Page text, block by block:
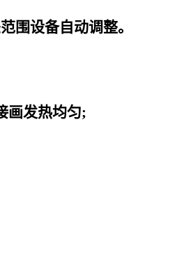
围设备自动调整。
画发热均匀;